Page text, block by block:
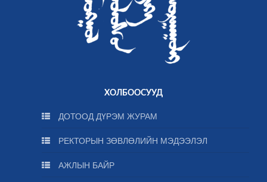
ХОЛБООСУУД
ДОТООД ДҮРЭМ ЖУРАМ
РЕКТОРЫН ЗӨВЛӨЛИЙН МЭДЭЭЛЭЛ
АЖЛЫН БАЙР